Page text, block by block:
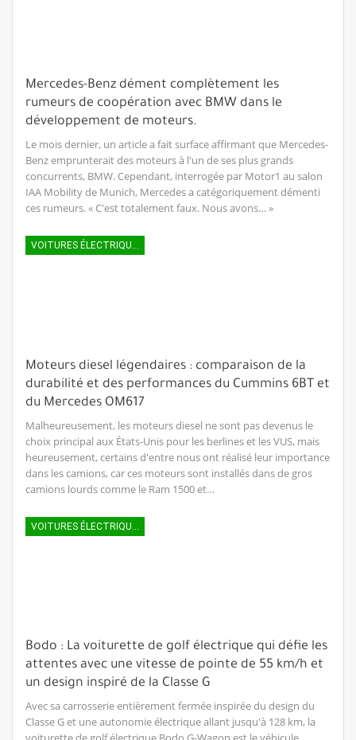
Mercedes-Benz dément complètement les
rumeurs de coopération avec BMW dans le
développement de moteurs.
Le mois dernier, un article a fait surface affirmant que Mercedes-
Benz emprunterait des moteurs à l'un de ses plus grands
concurrents, BMW. Cependant, interrogée par Motor1 au salon
IAA Mobility de Munich, Mercedes a catégoriquement démenti
ces rumeurs. « C'est totalement faux. Nous avons… »
VOITURES ÉLECTRIQUES
Moteurs diesel légendaires : comparaison de la
durabilité et des performances du Cummins 6BT et
du Mercedes OM617
Malheureusement, les moteurs diesel ne sont pas devenus le
choix principal aux États-Unis pour les berlines et les VUS, mais
heureusement, certains d'entre nous ont réalisé leur importance
dans les camions, car ces moteurs sont installés dans de gros
camions lourds comme le Ram 1500 et…
Bodo : La voiturette de golf électrique qui défie les
attentes avec une vitesse de pointe de 55 km/h et
un design inspiré de la Classe G
Avec sa carrosserie entièrement fermée inspirée du design du
Classe G et une autonomie électrique allant jusqu'à 128 km, la